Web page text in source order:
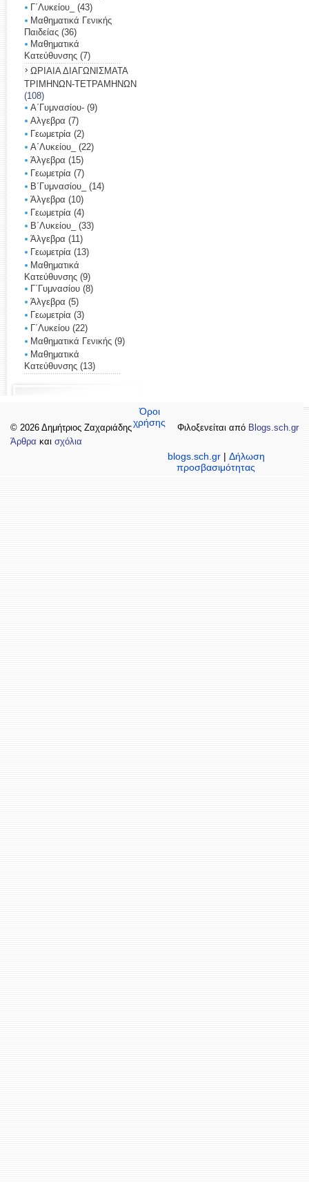
Γ΄Λυκείoυ_
(43)
Μαθηματικά Γενικής
Παιδείας (36)
Μαθηματικά
Κατεύθυνσης (7)
ΩΡΙΑΙΑ ΔΙΑΓΩΝΙΣΜΑΤΑ
ΤΡΙΜΗΝΩΝ-ΤΕΤΡΑΜΗΝΩΝ
(108)
Α΄Γυμνασίου- (9)
Αλγεβρα (7)
Γεωμετρία (2)
Α΄Λυκείου_
(22)
Άλγεβρα (15)
Γεωμετρία (7)
Β΄Γυμνασίου_
(14)
Άλγεβρα (10)
Γεωμετρία (4)
Β΄Λυκείου_
(33)
Άλγεβρα (11)
Γεωμετρία (13)
Μαθηματικά
Κατεύθυνσης (9)
Γ΄Γυμνασίου (8)
Άλγεβρα (5)
Γεωμετρία (3)
Γ΄Λυκείου (22)
Μαθηματικά Γενικής (9)
Μαθηματικά
Κατεύθυνσης (13)
© 2026 Δημήτριος Ζαχαριάδης
Άρθρα και σχόλια
Φιλοξενείται από Blogs.sch.gr
Όροι
χρήσης
blogs.sch.gr| Δήλωση
προσβασιμότητας